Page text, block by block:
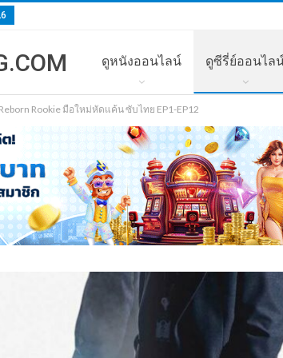
ดูหนังออนไลน์ ดูซีรี่ย์ออนไล
Reborn Rookie มือใหม่หัดแค้น ซับไทย EP1-EP12